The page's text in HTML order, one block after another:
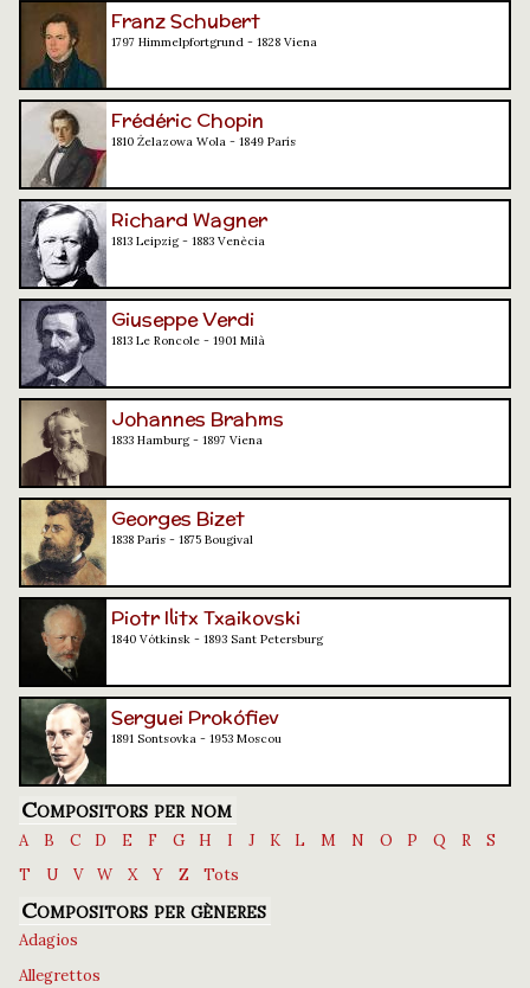
Franz Schubert
1797 Himmelpfortgrund - 1828 Viena
Frédéric Chopin
1810 Żelazowa Wola - 1849 París
Richard Wagner
1813 Leipzig - 1883 Venècia
Giuseppe Verdi
1813 Le Roncole - 1901 Milà
Johannes Brahms
1833 Hamburg - 1897 Viena
Georges Bizet
1838 París - 1875 Bougival
Piotr Ilitx Txaikovski
1840 Vótkinsk - 1893 Sant Petersburg
Serguei Prokófiev
1891 Sontsovka - 1953 Moscou
Compositors per nom
A B C D E F G H I J K L M N O P Q R
S
T
U V W X Y Z Tots
Compositors per gèneres
Adagios
Allegrettos